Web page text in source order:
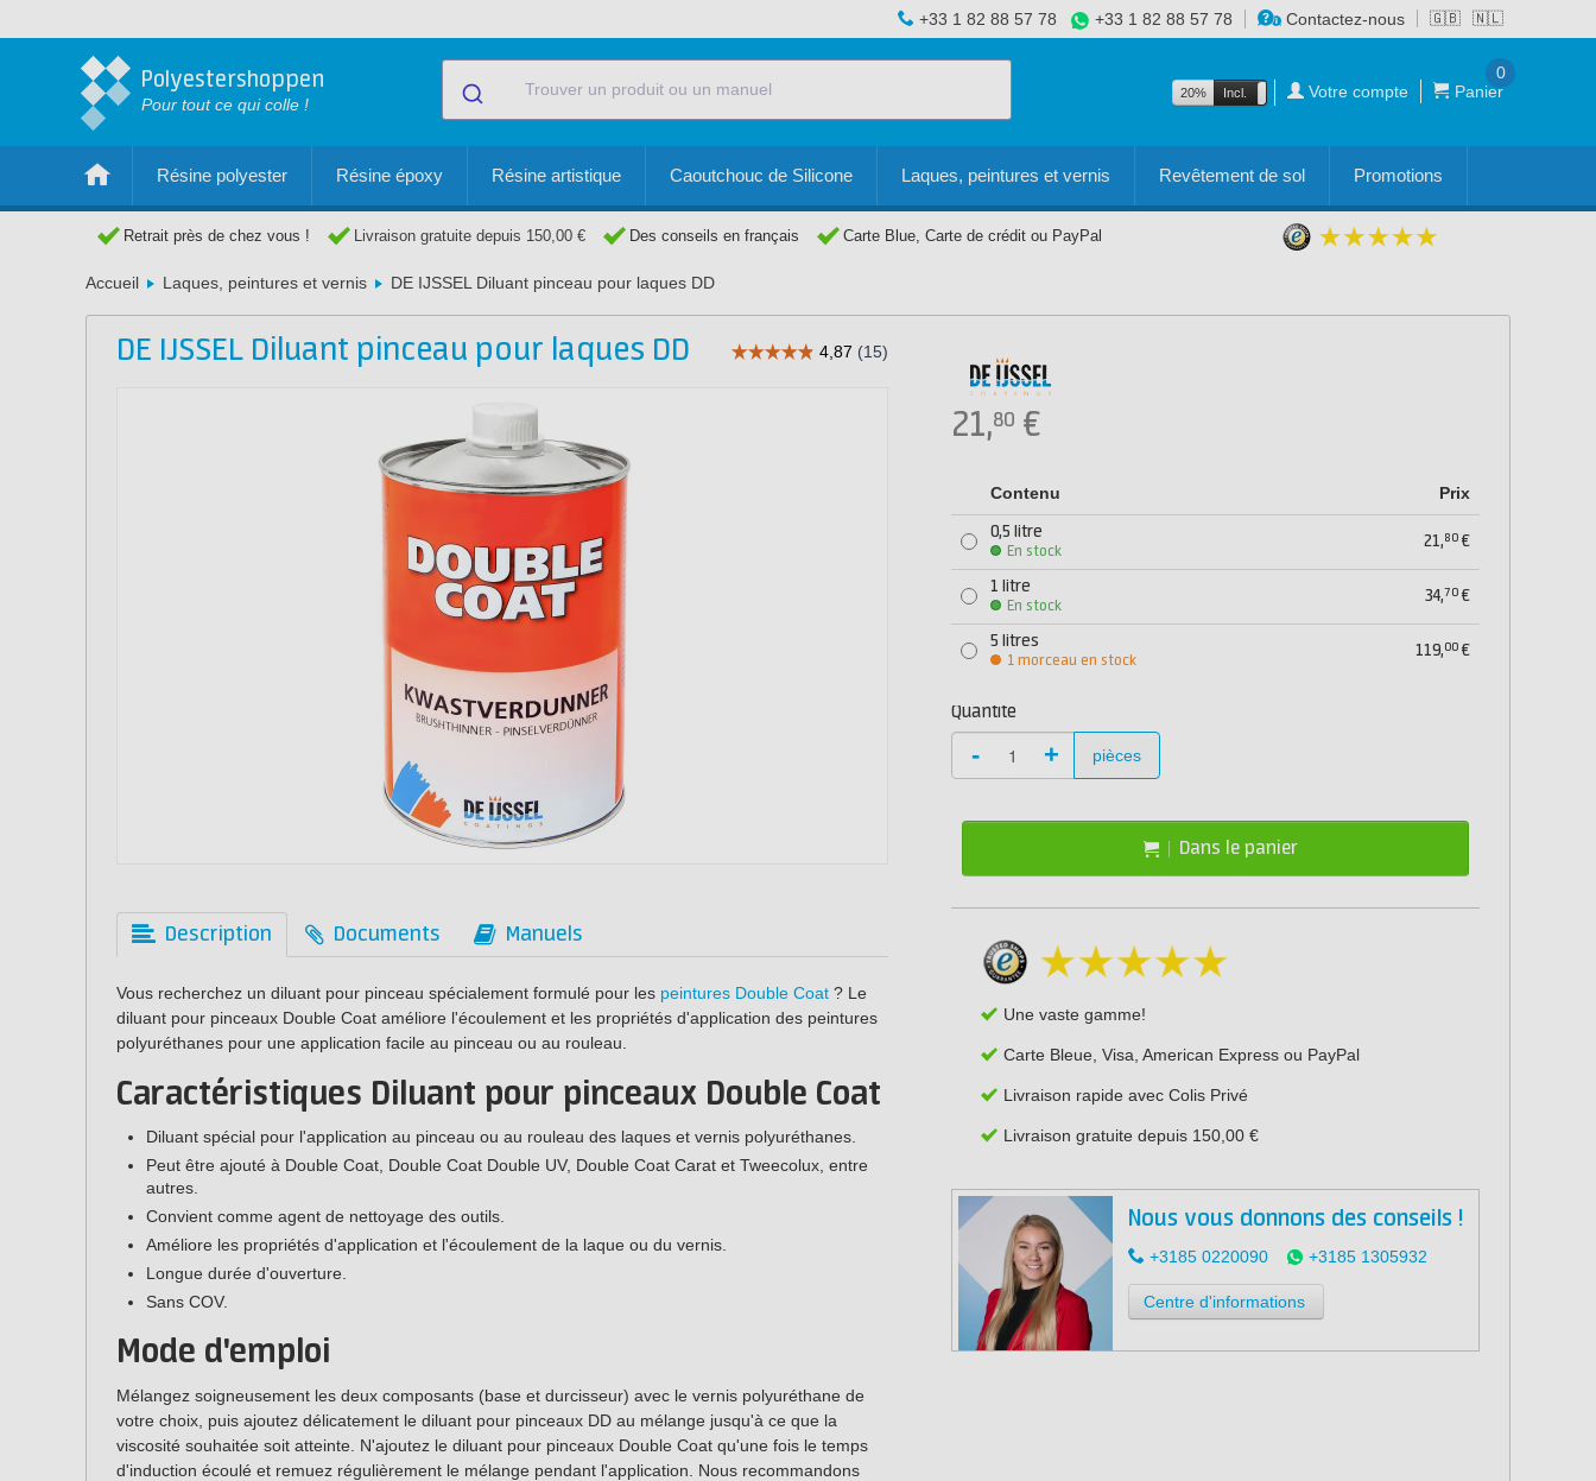
🇬🇧 🇳🇱
+33 1 82 88 57 78 +33 1 82 88 57 78 Contactez-nous
Polyestershoppen
Pour tout ce qui colle !
20% Incl. Excl. Votre compte Panier
0
Résine polyester Résine époxy Résine artistique Caoutchouc de Silicone Laques, peintures et vernis Revêtement de sol Promotions
Retrait près de chez vous ! Livraison gratuite depuis 150,00 € Des conseils en français Carte Blue, Carte de crédit ou PayPal
Accueil Laques, peintures et vernis DE IJSSEL Diluant pinceau pour laques DD
DE IJSSEL Diluant pinceau pour laques DD
Description Documents Manuels
Vous recherchez un diluant pour pinceau spécialement formulé pour les peintures Double Coat ? Le
diluant pour pinceaux Double Coat améliore l'écoulement et les propriétés d'application des peintures
polyuréthanes pour une application facile au pinceau ou au rouleau.
Caractéristiques Diluant pour pinceaux Double Coat
Diluant spécial pour l'application au pinceau ou au rouleau des laques et vernis polyuréthanes.
Peut être ajouté à Double Coat, Double Coat Double UV, Double Coat Carat et Tweecolux, entre
autres.
Convient comme agent de nettoyage des outils.
Améliore les propriétés d'application et l'écoulement de la laque ou du vernis.
Longue durée d'ouverture.
Sans COV.
Mode d'emploi
Mélangez soigneusement les deux composants (base et durcisseur) avec le vernis polyuréthane de
votre choix, puis ajoutez délicatement le diluant pour pinceaux DD au mélange jusqu'à ce que la
viscosité souhaitée soit atteinte. N'ajoutez le diluant pour pinceaux Double Coat qu'une fois le temps
d'induction écoulé et remuez régulièrement le mélange pendant l'application. Nous recommandons
21,80 €
Contenu Prix
0,5 litre
En stock
21,80 €
1 litre
En stock
34,70 €
5 litres
1 morceau en stock
119,00 €
Quantité
- + pièces
Dans le panier
Une vaste gamme!
Carte Bleue, Visa, American Express ou PayPal
Livraison rapide avec Colis Privé
Livraison gratuite depuis 150,00 €
Nous vous donnons des conseils !
+3185 0220090 +3185 1305932
Centre d'informations